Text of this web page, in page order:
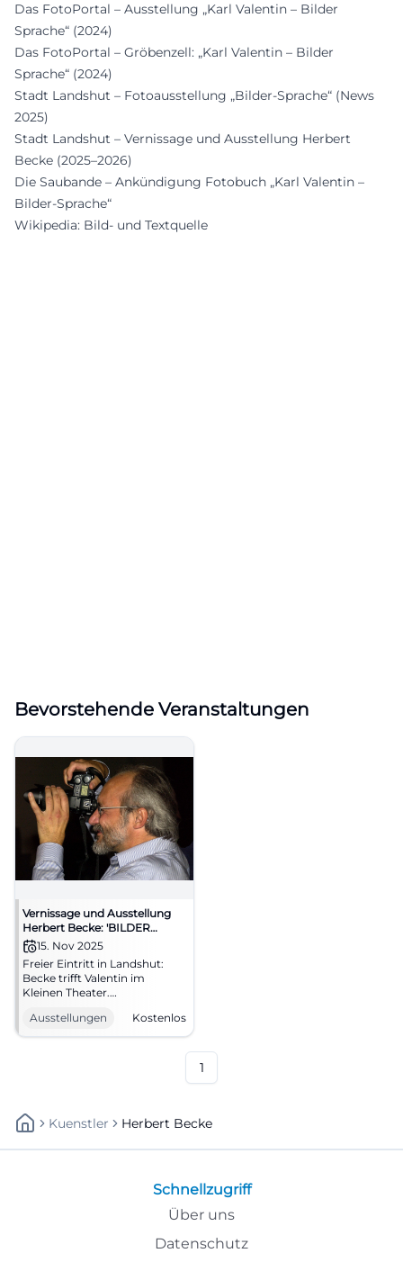
Das FotoPortal – Ausstellung „Karl Valentin – Bilder
Sprache“ (2024)
Das FotoPortal – Gröbenzell: „Karl Valentin – Bilder
Sprache“ (2024)
Stadt Landshut – Fotoausstellung „Bilder-Sprache“ (News
2025)
Stadt Landshut – Vernissage und Ausstellung Herbert
Becke (2025–2026)
Die Saubande – Ankündigung Fotobuch „Karl Valentin –
Bilder-Sprache“
Wikipedia: Bild- und Textquelle
Bevorstehende Veranstaltungen
Vernissage und Ausstellung
Herbert Becke: 'BILDER
SPRACHE'
15. Nov 2025
Freier Eintritt in Landshut:
Becke trifft Valentin im
Kleinen Theater.
Sprachwitz, urbane
Perspektiven. Bis März 2026,
Ausstellungen Kostenlos
1
Kuenstler Herbert Becke
Schnellzugriff
Über uns
Datenschutz